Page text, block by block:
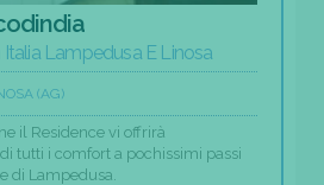
Italia Lampedusa E Linosa
(AG)
il Residence vi offrirà
tutti i comfort a pochissimi passi
di Lampedusa.